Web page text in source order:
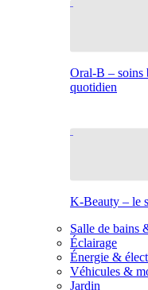
Oral-B – soins
quotidien
K-Beauty – le
Salle de bains
Éclairage
Énergie &
Véhicules &
Jardin